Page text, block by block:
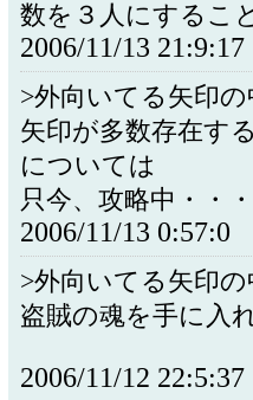
数を３人にするこ
2006/11/13 21:9:17
>外向いてる矢印
矢印が多数存在す
については
只今、攻略中・・・
2006/11/13 0:57:0
>外向いてる矢印
盗賊の魂を手に入
2006/11/12 22:5:37